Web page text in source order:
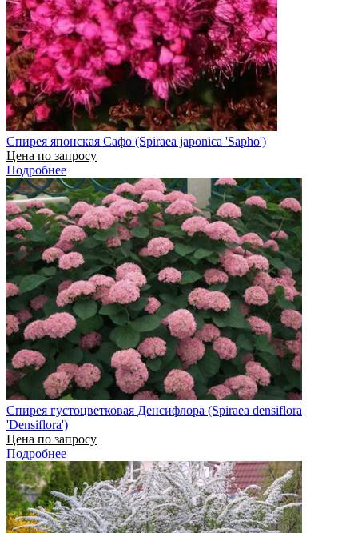
Спирея японская Сафо (Spiraea japonica 'Sapho')
Цена по запросу
Подробнее
Спирея густоцветковая Денсифлора (Spiraea densiflora
'Densiflora')
Цена по запросу
Подробнее